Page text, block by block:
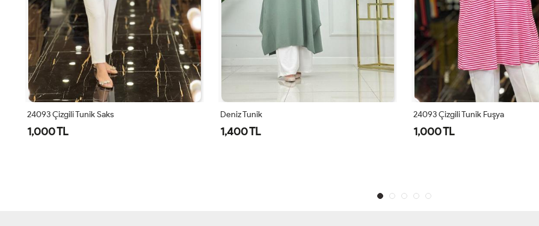
24093 Çizgili Tunik Saks
1,000 TL
Deniz Tunik
1,400 TL
24093 Çizgili Tunik Fuşya
1,000 TL